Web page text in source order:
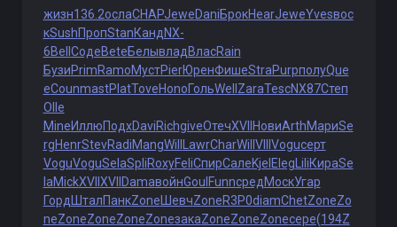
жизн136.2ослаCHAPJeweDaniБрокHearJeweYvesвос
кSushПропStanКандNX-
6Bell СодеBeteБелывладВласRain
БузиPrimRamoМустPierЮренФишеStraPurpполуQue
eCounmastPlatToveHonoГольWell ZaraTescNX87Степ
Olle
MineИллюПодхDaviRichgiveОтечXVII НовиArthМариSe
rgHenrStevRadiMangWill LawrCharWill VIII Voguсерт
VoguVoguSelaSpliRoxyFeliСпирСалеKjel Eleg LiliКираSe
laMickXVII XVII DamaвойнGoul FunnсредМоскУгар
Горд ШталПанкZone ШевчZoneR3P0diamChetZoneZo
neZoneZoneZoneZoneзакаZoneZoneZoneсере(194Z